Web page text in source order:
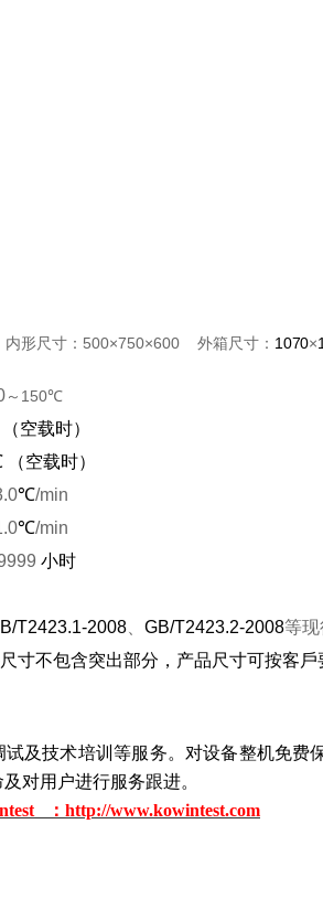
内形尺寸： 500×750×600 外箱尺寸： 1070×
～ 150℃
（空载时）
（空载时）
℃/min
℃/min
小时
T2423.1-2008 GB/T2423.2-2008等现
寸不包含突出部分，产品尺寸可按客戶
试及技术培训等服务。对设备整机免
对用户进行服务跟进。
：http://www.kowintest.com